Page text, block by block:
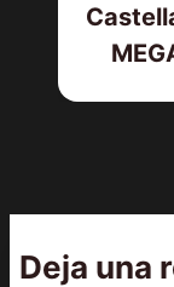
Deja una